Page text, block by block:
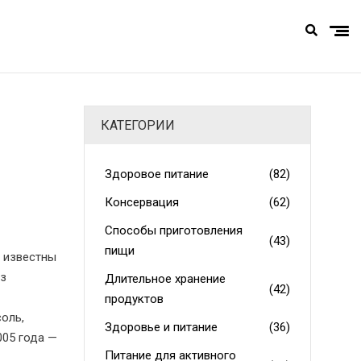
года —
КАТЕГОРИИ
Здоровое питание
(82)
Консервация
(62)
Способы приготовления
пищи
(43)
Длительное хранение
продуктов
(42)
Здоровье и питание
(36)
Питание для активного